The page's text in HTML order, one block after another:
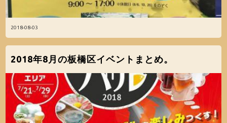
2018-08-03
2018年8月の板橋区イベントまとめ。